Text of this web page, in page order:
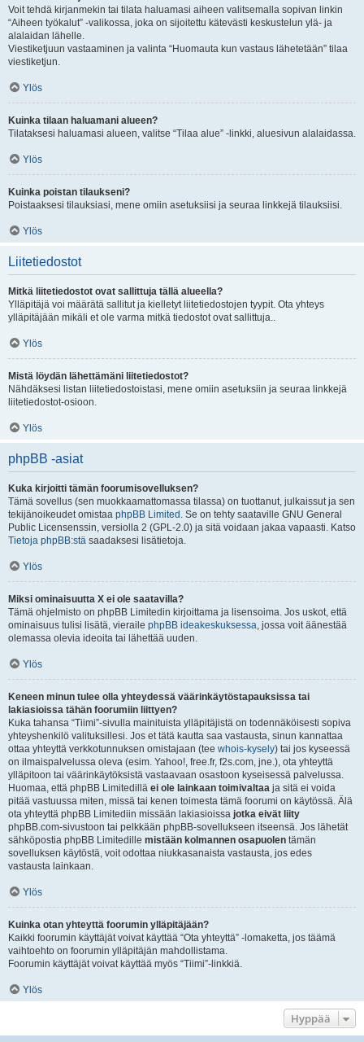
Voit tehdä kirjanmekin tai tilata haluamasi aiheen valitsemalla sopivan linkin
“Aiheen työkalut” -valikossa, joka on sijoitettu kätevästi keskustelun ylä- ja
alalaidan lähelle.
Viestiketjuun vastaaminen ja valinta “Huomauta kun vastaus lähetetään” tilaa
viestiketjun.
Ylös
Kuinka tilaan haluamani alueen?
Tilataksesi haluamasi alueen, valitse “Tilaa alue” -linkki, aluesivun alalaidassa.
Ylös
Kuinka poistan tilaukseni?
Poistaaksesi tilauksiasi, mene omiin asetuksiisi ja seuraa linkkejä tilauksiisi.
Ylös
Liitetiedostot
Mitkä liitetiedostot ovat sallittuja tällä alueella?
Ylläpitäjä voi määrätä sallitut ja kielletyt liitetiedostojen tyypit. Ota yhteys
ylläpitäjään mikäli et ole varma mitkä tiedostot ovat sallittuja..
Ylös
Mistä löydän lähettämäni liitetiedostot?
Nähdäksesi listan liitetiedostoistasi, mene omiin asetuksiin ja seuraa linkkejä
liitetiedostot-osioon.
Ylös
phpBB -asiat
Kuka kirjoitti tämän foorumisovelluksen?
Tämä sovellus (sen muokkaamattomassa tilassa) on tuottanut, julkaissut ja sen
tekijänoikeudet omistaa phpBB Limited . Se on tehty saataville GNU General
Public Licensenssin, versiolla 2 (GPL-2.0) ja sitä voidaan jakaa vapaasti. Katso
Tietoja phpBB:stä saadaksesi lisätietoja.
Ylös
Miksi ominaisuutta X ei ole saatavilla?
Tämä ohjelmisto on phpBB Limitedin kirjoittama ja lisensoima. Jos uskot, että
ominaisuus tulisi lisätä, vieraile phpBB ideakeskuksessa, jossa voit äänestää
olemassa olevia ideoita tai lähettää uuden.
Ylös
Keneen minun tulee olla yhteydessä väärinkäytöstapauksissa tai
lakiasioissa tähän foorumiin liittyen?
Kuka tahansa “Tiimi”-sivulla mainituista ylläpitäjistä on todennäköisesti sopiva
yhteyshenkilö valituksillesi. Jos et tätä kautta saa vastausta, sinun kannattaa
ottaa yhteyttä verkkotunnuksen omistajaan (tee whois-kysely) tai jos kyseessä
on ilmaispalvelussa oleva (esim. Yahoo!, free.fr, f2s.com, jne.), ota yhteyttä
ylläpitoon tai väärinkäytöksistä vastaavaan osastoon kyseisessä palvelussa.
Huomaa, että phpBB Limitedillä ei ole lainkaan toimivaltaa ja sitä ei voida
pitää vastuussa miten, missä tai kenen toimesta tämä foorumi on käytössä. Älä
ota yhteyttä phpBB Limitediin missään lakiasioissa jotka eivät liity
phpBB.com-sivustoon tai pelkkään phpBB-sovellukseen itseensä. Jos lähetät
sähköpostia phpBB Limitedille mistään kolmannen osapuolen tämän
sovelluksen käytöstä, voit odottaa niukkasanaista vastausta, jos edes
vastausta lainkaan.
Ylös
Kuinka otan yhteyttä foorumin ylläpitäjään?
Kaikki foorumin käyttäjät voivat käyttää “Ota yhteyttä” -lomaketta, jos täämä
vaihtoehto on foorumin ylläpitäjän mahdollistama.
Foorumin käyttäjät voivat käyttää myös “Tiimi”-linkkiä.
Ylös
Hyppää